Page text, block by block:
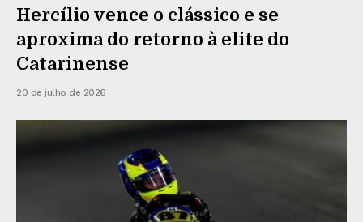
Hercílio vence o clássico e se
aproxima do retorno à elite do
Catarinense
20 de julho de 2026